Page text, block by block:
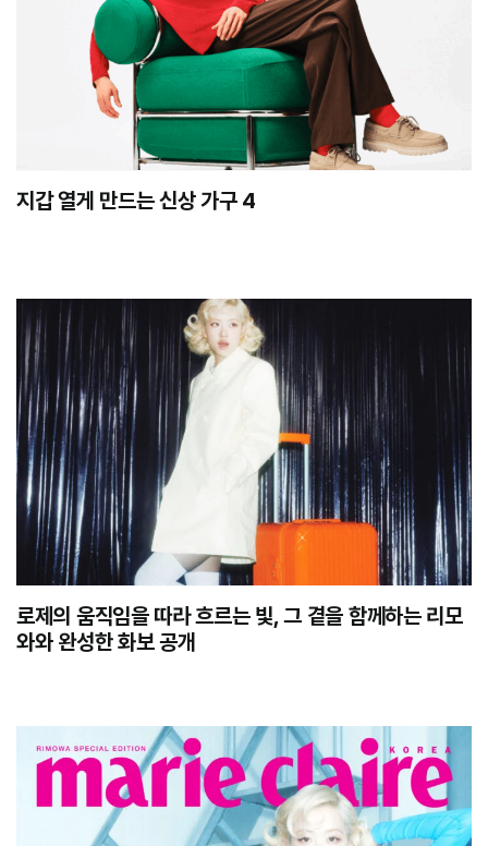
지갑 열게 만드는 신상 가구 4
로제의 움직임을 따라 흐르는 빛, 그 곁을 함께하는 리모
와와 완성한 화보 공개